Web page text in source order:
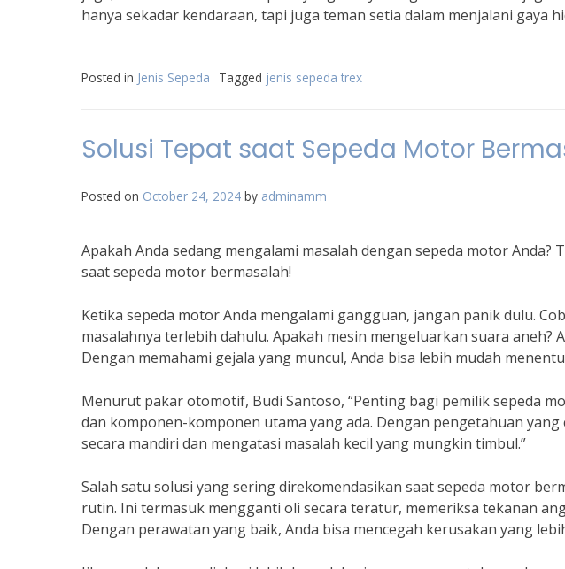
hanya sekadar kendaraan, tapi juga teman setia dalam menjalani gaya
Posted in Jenis Sepeda Tagged jenis sepeda trex
Solusi Tepat saat Sepeda Motor
Posted on October 24, 2024 by adminamm
Apakah Anda sedang mengalami masalah dengan sepeda motor Anda?
saat sepeda motor bermasalah!
Ketika sepeda motor Anda mengalami gangguan, jangan panik dulu.
masalahnya terlebih dahulu. Apakah mesin mengeluarkan suara aneh?
Dengan memahami gejala yang muncul, Anda bisa lebih mudah
Menurut pakar otomotif, Budi Santoso, “Penting bagi pemilik sepeda
dan komponen-komponen utama yang ada. Dengan pengetahuan
secara mandiri dan mengatasi masalah kecil yang mungkin timbul.”
Salah satu solusi yang sering direkomendasikan saat sepeda motor
rutin. Ini termasuk mengganti oli secara teratur, memeriksa tekanan
Dengan perawatan yang baik, Anda bisa mencegah kerusakan yang